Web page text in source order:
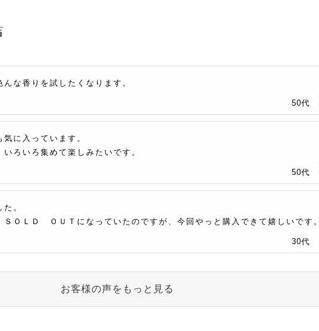
な香りを試したくなります。
50代
に入っています。
ろいろ集めて楽しみたいです。
50代
。
ＳＯＬＤ ＯＵＴになっていたのですが、今回やっと購入できて嬉しいです。
30代
お客様の声をもっと見る